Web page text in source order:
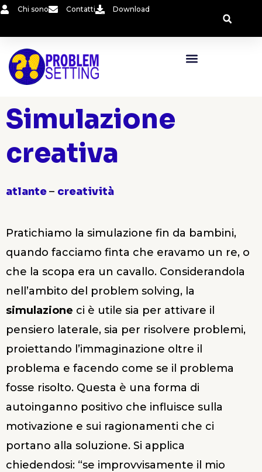
Vai
contenuto
Chi sono Contatti Download
Simulazione
creativa
atlante– creatività
Pratichiamo la simulazione fin da bambini,
quando facciamo finta che eravamo un re, o
che la scopa era un cavallo. Considerandola
nell’ambito del problem solving, la
simulazione ci è utile sia per attivare il
pensiero laterale, sia per risolvere problemi,
proiettando l’immaginazione oltre il
problema e facendo come se il problema
fosse risolto. Questa è una forma di
autoinganno positivo che influisce sulla
motivazione e sui ragionamenti che ci
portano alla soluzione. Si applica
chiedendosi: “se improvvisamente il mio